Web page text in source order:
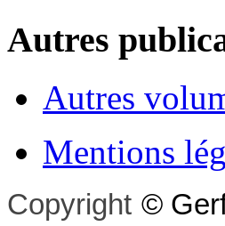
Autres
Autres
Mentions
Copyright ©